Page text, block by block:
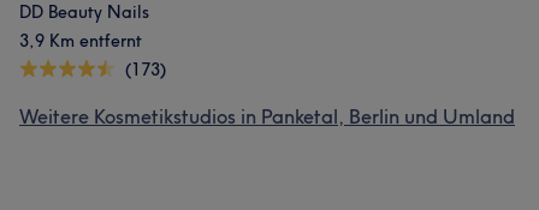
DD Beauty Nails
3,9 Km entfernt
(173)
Weitere Kosmetikstudios in Panketal, Berlin und Umland